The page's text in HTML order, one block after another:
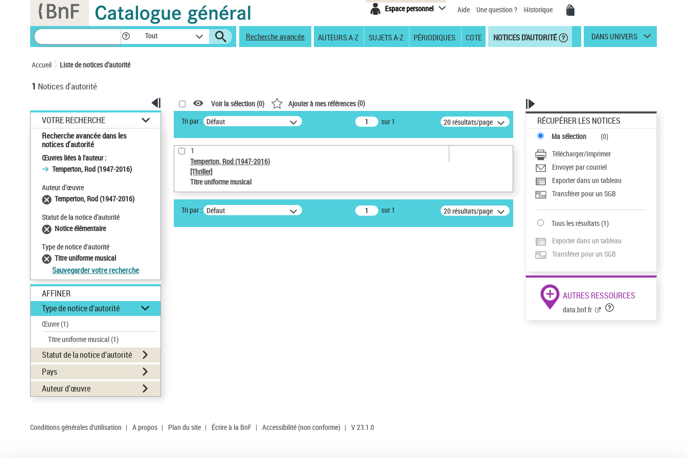
Espace personnel Aide Une question ? Historique
Tout Recherche avancée AUTEURS A-Z SUJETS A-Z PÉRIODIQUES COTE NOTICES D'AUTORITÉ DANS UNIVERS
Accueil Liste de notices d’autorité
1 Notices d'autorité
VOTRE RECHERCHE
Recherche avancée dans les
notices d’autorité
Œuvres liées à l'auteur :
Temperton, Rod (1947-2016)
Auteur d’œuvre
Temperton, Rod (1947-2016)
Statut de la notice d’autorité
Notice élémentaire
Type de notice d'autorité
Titre uniforme musical
Sauvegarder votre recherche
AFFINER
Type de notice d'autorité
Œuvre(1)
Titre uniforme musical(1)
Statut de la notice d’autorité
Pays
Auteur d’œuvre
Voir la sélection (0) Ajouter à mes références(0)
Tri par : Défaut sur 1 20 résultats/page
1
Temperton, Rod (1947-2016)
[Thriller]
Titre uniforme musical
Tri par : Défaut sur 1 20 résultats/page
RÉCUPÉRER LES NOTICES
Ma sélection (0)
Télécharger/Imprimer
Envoyer par courriel
Exporter dans un tableau
Transférer pour un SGB
Tous les résultats(1)
Exporter dans un tableau
Transférer pour un SGB
AUTRES RESSOURCES
data.bnf.fr
Conditions générales d'utilisation | A propos | Plan du site | Écrire à la BnF | Accessibilité (non conforme) | V 23.1.0
Panneau de gestion des cookies